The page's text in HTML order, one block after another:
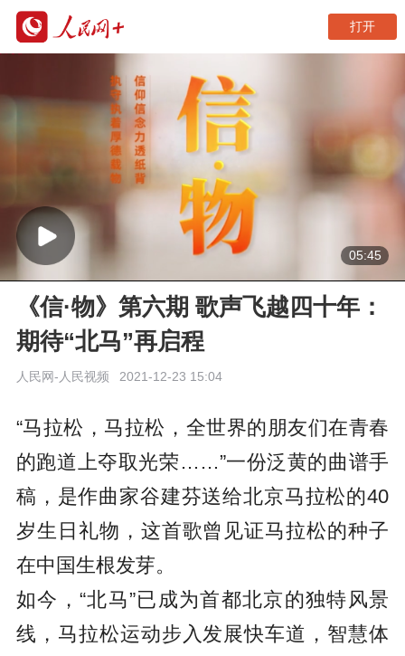
打开
05:45
《信·物》第六期 歌声飞越四十年：
期待“北马”再启程
人民网-人民视频 2021-12-23 15:04
“马拉松，马拉松，全世界的朋友们在青春
的跑道上夺取光荣……”一份泛黄的曲谱手
稿，是作曲家谷建芬送给北京马拉松的40
岁生日礼物，这首歌曾见证马拉松的种子
在中国生根发芽。
如今，“北马”已成为首都北京的独特风景
线，马拉松运动步入发展快车道，智慧体